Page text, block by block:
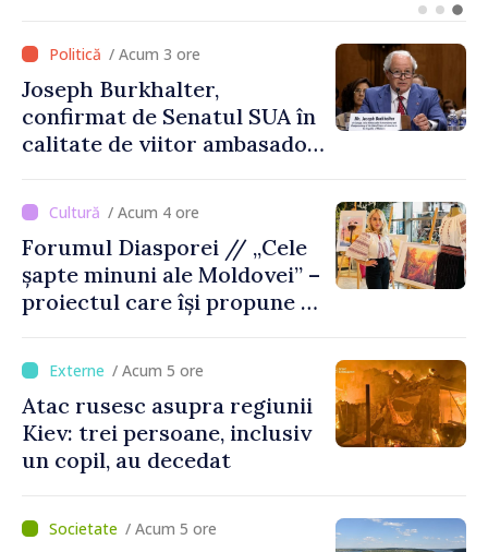
/ Acum 3 ore
Joseph Burkhalter,
confirmat de Senatul SUA în
calitate de viitor ambasador
/ Acum 4 ore
Forumul Diasporei // „Cele
șapte minuni ale Moldovei” –
proiectul care își propune să
de țara de origine
/ Acum 5 ore
Atac rusesc asupra regiunii
Kiev: trei persoane, inclusiv
un copil, au decedat
/ Acum 5 ore